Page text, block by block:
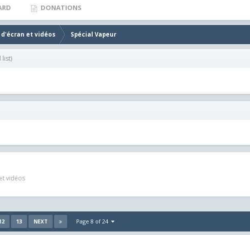
DONATIONS
d'écran et vidéos Spécial Vapeur
list)
vidéos
13 NEXT Page 8 of 24